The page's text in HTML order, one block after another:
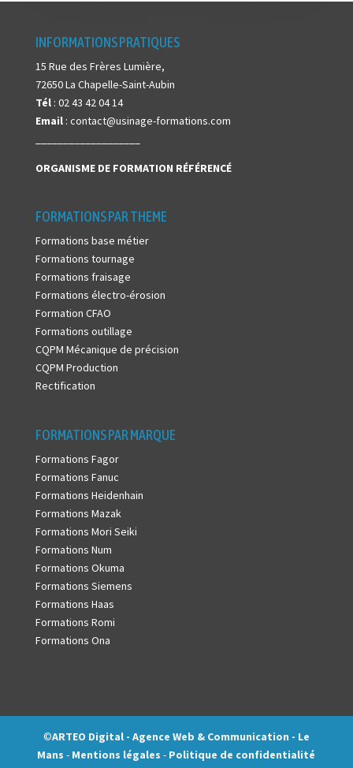
INFORMATIONS PRATIQUES
15 Rue des Frères Lumière,
72650 La Chapelle-Saint-Aubin
Tél: 02 43 42 04 14
Email: contact@usinage-formations.com
ORGANISME DE FORMATION RÉFÉRENCÉ
FORMATIONS PAR THEME
Formations base métier
Formations tournage
Formations fraisage
Formations électro-érosion
Formation CFAO
Formations outillage
CQPM Mécanique de précision
CQPM Production
Rectification
FORMATIONS PAR MARQUE
Formations Fagor
Formations Fanuc
Formations Heidenhain
Formations Mazak
Formations Mori Seiki
Formations Num
Formations Okuma
Formations Siemens
Formations Haas
Formations Romi
Formations Ona
©ARTEO Digital - Agence Web & Communication - Le
Mans - Mentions légales- Politique de confidentialité